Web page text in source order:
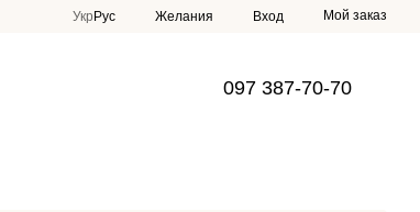
Укр Рус Желания Вход Мой заказ
097 387-70-70